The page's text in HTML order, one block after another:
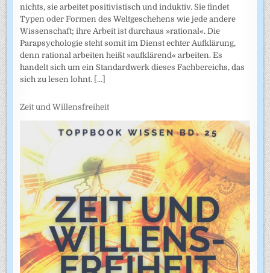
nichts, sie arbeitet positivistisch und induktiv. Sie findet
Typen oder Formen des Weltgeschehens wie jede andere
Wissenschaft; ihre Arbeit ist durchaus »rational«. Die
Parapsychologie steht somit im Dienst echter Aufklärung,
denn rational arbeiten heißt »aufklärend« arbeiten. Es
handelt sich um ein Standardwerk dieses Fachbereichs, das
sich zu lesen lohnt. [...]
Zeit und Willensfreiheit